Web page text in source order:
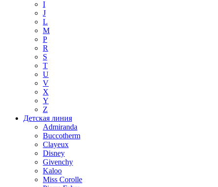
I
J
L
M
P
R
S
T
U
V
X
Y
Z
Детская линия
Admiranda
Buccotherm
Clayeux
Disney
Givenchy
Kaloo
Miss Corolle